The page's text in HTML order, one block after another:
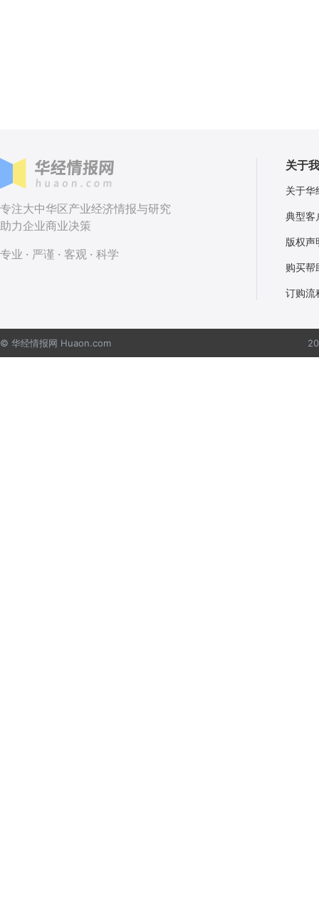
专注大中华区产业经济情报与研究
助力企业商业决策
专业 · 严谨 · 客观 · 科学
关于
关于华
典型客
版权声
购买帮
订购流
© 华经情报网 Huaon.com